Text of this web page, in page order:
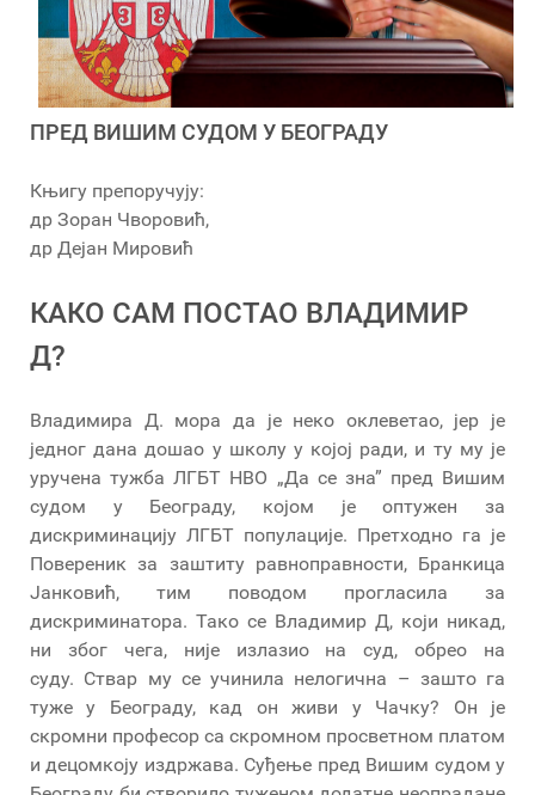
ПРЕД ВИШИМ СУДОМ У БЕОГРАДУ
Књигу препоручују:
др Зоран Чворовић,
др Дејан Мировић
КАКО САМ ПОСТАО ВЛАДИМИР
Д?
Владимира Д. мора да је неко оклеветао, јер је
једног дана дошао у школу у којој ради, и ту му је
уручена тужба ЛГБТ НВО „Да се зна” пред Вишим
судом у Београду, којом је оптужен за
дискриминацију ЛГБТ популације. Претходно га је
Повереник за заштиту равноправности, Бранкица
Јанковић, тим поводом прогласила за
дискриминатора. Тако се Владимир Д, који никад,
ни због чега, није излазио на суд, обрео на
суду. Ствар му се учинила нелогична – зашто га
туже у Београду, кад он живи у Чачку? Он је
скромни професор са скромном просветном платом
и децомкоју издржава. Суђење пред Вишим судом у